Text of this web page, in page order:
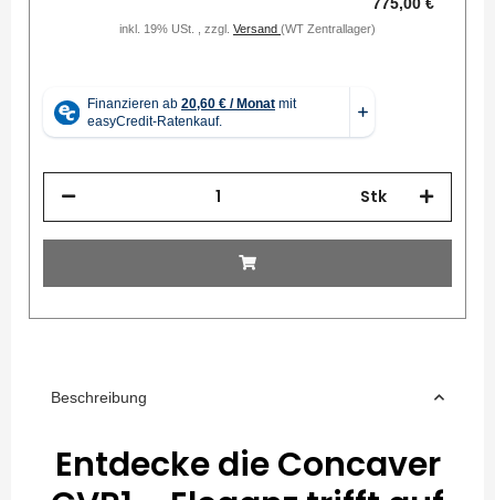
775,00 €
inkl. 19% USt. , zzgl. Versand (WT Zentrallager)
Stk
Beschreibung
Entdecke die Concaver